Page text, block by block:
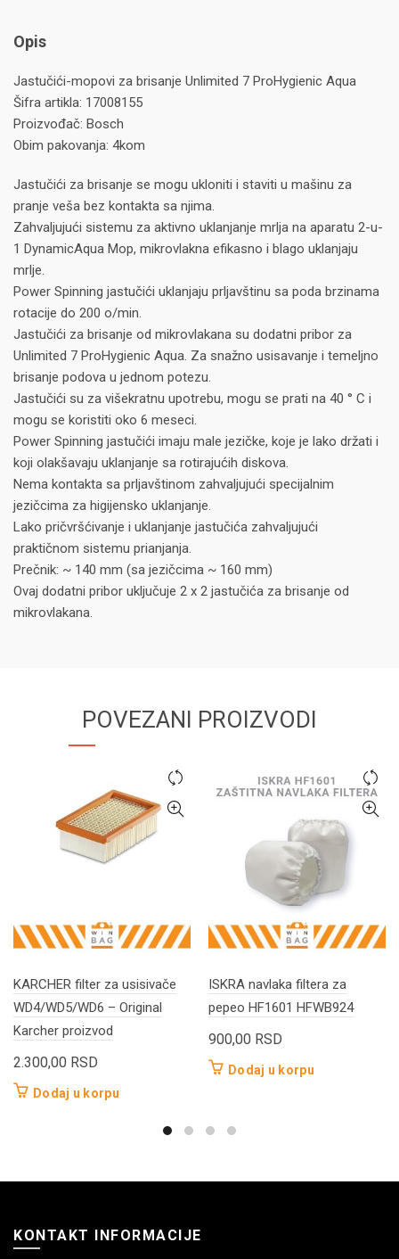
Opis
Jastučići-mopovi za brisanje Unlimited 7 ProHygienic Aqua
Šifra artikla: 17008155
Proizvođač: Bosch
Obim pakovanja: 4kom
Jastučići za brisanje se mogu ukloniti i staviti u mašinu za
pranje veša bez kontakta sa njima.
Zahvaljujući sistemu za aktivno uklanjanje mrlja na aparatu 2-u-
1 DynamicAqua Mop, mikrovlakna efikasno i blago uklanjaju
mrlje.
Power Spinning jastučići uklanjaju prljavštinu sa poda brzinama
rotacije do 200 o/min.
Jastučići za brisanje od mikrovlakana su dodatni pribor za
Unlimited 7 ProHygienic Aqua. Za snažno usisavanje i temeljno
brisanje podova u jednom potezu.
Jastučići su za višekratnu upotrebu, mogu se prati na 40 ° C i
mogu se koristiti oko 6 meseci.
Power Spinning jastučići imaju male jezičke, koje je lako držati i
koji olakšavaju uklanjanje sa rotirajućih diskova.
Nema kontakta sa prljavštinom zahvaljujući specijalnim
jezičcima za higijensko uklanjanje.
Lako pričvršćivanje i uklanjanje jastučića zahvaljujući
praktičnom sistemu prianjanja.
Prečnik: ~ 140 mm (sa jezičcima ~ 160 mm)
Ovaj dodatni pribor uključuje 2 x 2 jastučića za brisanje od
mikrovlakana.
POVEZANI PROIZVODI
KARCHER filter za usisivače
WD4/WD5/WD6 – Original
Karcher proizvod
2.300,00 RSD
Dodaj u korpu
ISKRA navlaka filtera za
pepeo HF1601 HFWB924
900,00 RSD
Dodaj u korpu
KONTAKT INFORMACIJE